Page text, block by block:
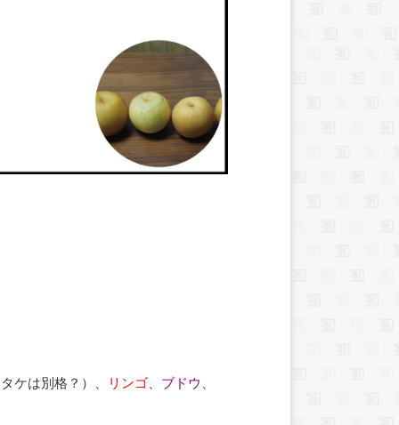
ケは別格？）、 リンゴ ブドウ